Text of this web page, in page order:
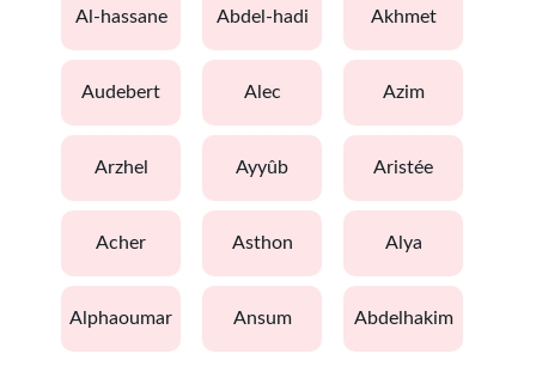
al-hassane abdel-hadi akhmet
audebert alec azim
arzhel ayyûb aristée
acher asthon alya
alphaoumar ansum abdelhakim